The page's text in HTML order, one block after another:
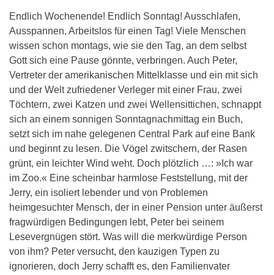
Endlich Wochenende! Endlich Sonntag! Ausschlafen,
Ausspannen, Arbeitslos für einen Tag! Viele Menschen
wissen schon montags, wie sie den Tag, an dem selbst
Gott sich eine Pause gönnte, verbringen. Auch Peter,
Vertreter der amerikanischen Mittelklasse und ein mit sich
und der Welt zufriedener Verleger mit einer Frau, zwei
Töchtern, zwei Katzen und zwei Wellensittichen, schnappt
sich an einem sonnigen Sonntagnachmittag ein Buch,
setzt sich im nahe gelegenen Central Park auf eine Bank
und beginnt zu lesen. Die Vögel zwitschern, der Rasen
grünt, ein leichter Wind weht. Doch plötzlich …: »Ich war
im Zoo.« Eine scheinbar harmlose Feststellung, mit der
Jerry, ein isoliert lebender und von Problemen
heimgesuchter Mensch, der in einer Pension unter äußerst
fragwürdigen Bedingungen lebt, Peter bei seinem
Lesevergnügen stört. Was will die merkwürdige Person
von ihm? Peter versucht, den kauzigen Typen zu
ignorieren, doch Jerry schafft es, den Familienvater